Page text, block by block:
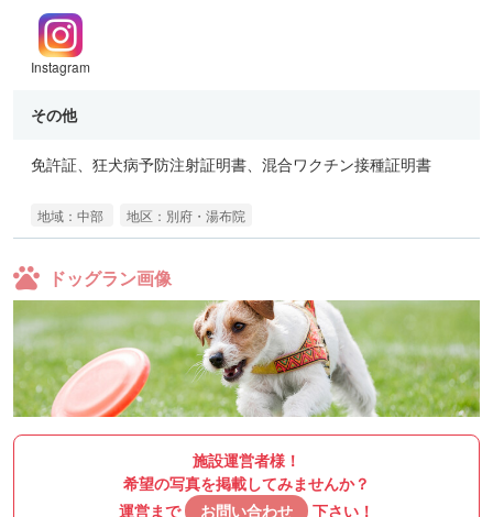
Instagram
その他
免許証、狂犬病予防注射証明書、混合ワクチン接種証明書
地域：中部 地区：別府・湯布院
ドッグラン画像
施設運営者様！
希望の写真を掲載してみませんか？
運営まで
お問い合わせ 下さい！